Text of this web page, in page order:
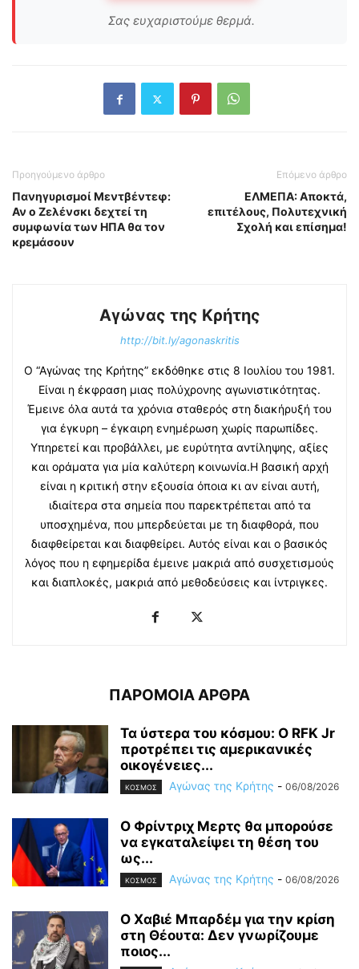
Σας ευχαριστούμε θερμά.
Προηγούμενο άρθρο
Πανηγυρισμοί Μεντβέντεφ:
Αν ο Ζελένσκι δεχτεί τη
συμφωνία των ΗΠΑ θα τον
κρεμάσουν
Επόμενο άρθρο
ΕΛΜΕΠΑ: Αποκτά,
επιτέλους, Πολυτεχνική
Σχολή και επίσημα!
Αγώνας της Κρήτης
http://bit.ly/agonaskritis
Ο “Αγώνας της Κρήτης” εκδόθηκε στις 8 Ιουλίου του 1981.
Είναι η έκφραση μιας πολύχρονης αγωνιστικότητας.
Έμεινε όλα αυτά τα χρόνια σταθερός στη διακήρυξή του
για έγκυρη – έγκαιρη ενημέρωση χωρίς παρωπίδες.
Υπηρετεί και προβάλλει, με ευρύτητα αντίληψης, αξίες
και οράματα για μία καλύτερη κοινωνία.Η βασική αρχή
είναι η κριτική στην εξουσία όποια κι αν είναι αυτή,
ιδιαίτερα στα σημεία που παρεκτρέπεται από τα
υποσχημένα, που μπερδεύεται με τη διαφθορά, που
διαφθείρεται και διαφθείρει. Αυτός είναι και ο βασικός
λόγος που η εφημερίδα έμεινε μακριά από συσχετισμούς
και διαπλοκές, μακριά από μεθοδεύσεις και ίντριγκες.
ΠΑΡΟΜΟΙΑ ΑΡΘΡΑ
Τα ύστερα του κόσμου: Ο RFK Jr
προτρέπει τις αμερικανικές
οικογένειες...
ΚΟΣΜΟΣ Αγώνας της Κρήτης - 06/08/2026
Ο Φρίντριχ Μερτς θα μπορούσε
να εγκαταλείψει τη θέση του
ως...
ΚΟΣΜΟΣ Αγώνας της Κρήτης - 06/08/2026
Ο Χαβιέ Μπαρδέμ για την κρίση
στη Θέουτα: Δεν γνωρίζουμε
ποιος...